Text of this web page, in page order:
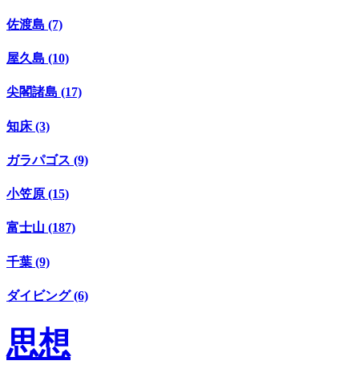
佐渡島 (7)
屋久島 (10)
尖閣諸島 (17)
知床 (3)
ガラパゴス (9)
小笠原 (15)
富士山 (187)
千葉 (9)
ダイビング (6)
思想